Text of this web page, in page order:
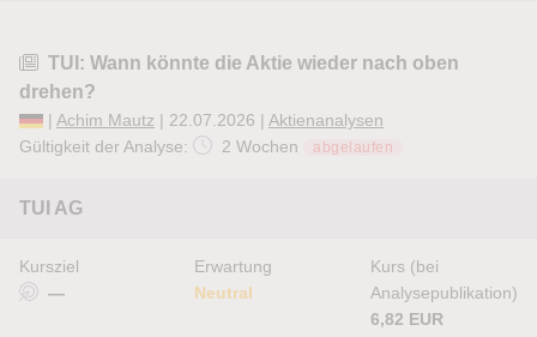
TUI: Wann könnte die Aktie wieder nach oben
drehen?
| Achim Mautz | 22.07.2026 | Aktienanalysen
Gültigkeit der Analyse:
2 Wochen abgelaufen
TUI AG
Kursziel
—
Erwartung
Neutral
Kurs (bei
Analysepublikation)
6,82 EUR